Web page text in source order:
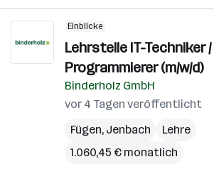
Einblicke
Lehrstelle IT-Techniker /
Programmierer (m/w/d)
Binderholz GmbH
vor 4 Tagen veröffentlicht
Fügen, Jenbach
Lehre
1.060,45 € monatlich